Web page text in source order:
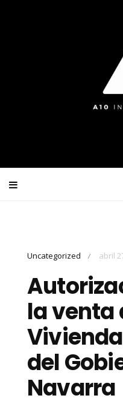
Uncategorized / abril
la venta
del
Navarra